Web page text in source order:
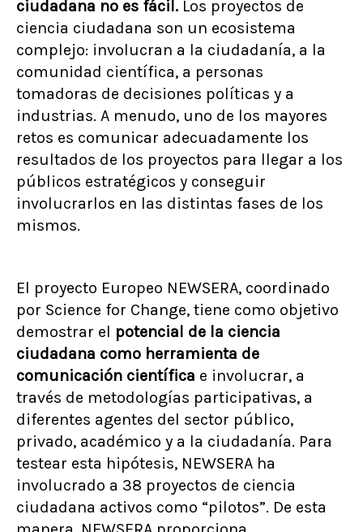
ciudadana no es fácil. Los proyectos de
ciencia ciudadana son un ecosistema
complejo: involucran a la ciudadanía, a la
comunidad científica, a personas
tomadoras de decisiones políticas y a
industrias. A menudo, uno de los mayores
retos es comunicar adecuadamente los
resultados de los proyectos para llegar a los
públicos estratégicos y conseguir
involucrarlos en las distintas fases de los
mismos.
El proyecto Europeo NEWSERA, coordinado
por Science for Change, tiene como objetivo
demostrar el potencial de la ciencia
ciudadana como herramienta de
comunicación científica e involucrar, a
través de metodologías participativas, a
diferentes agentes del sector público,
privado, académico y a la ciudadanía. Para
testear esta hipótesis, NEWSERA ha
involucrado a 38 proyectos de ciencia
ciudadana activos como “pilotos”. De esta